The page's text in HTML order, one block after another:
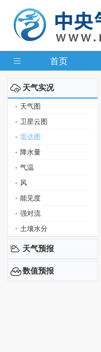
首页
天气实况
天气图
卫星云图
雷达图
降水量
气温
风
能见度
强对流
土壤水分
天气预报
数值预报